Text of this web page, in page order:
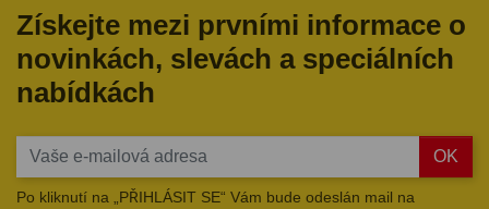
Získejte mezi prvními informace o
novinkách, slevách a speciálních
nabídkách
OK
Po kliknutí na „PŘIHLÁSIT SE“ Vám bude odeslán mail na